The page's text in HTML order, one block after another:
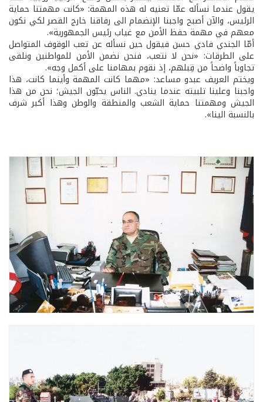
يقول عندما نسأله عمّا تعنيه له هذه المهمة: «كانت مهمتنا حماية
الرئيس، والآن أصبح واجبنا الإنضمام الى رفاقنا خارج القصر لكي نكون
معهم في مهمة حفظ الأمن مع غياب رئيس الجمهورية».
أمّا الجندي فادي حسن فيقول حين نسأله عن تعب الوقوف المتواصل
على الطرقات: «نحن لا نتعب، فنحن نضمن الأمن للمواطنين ونلقى
تجاوباً واضحاً من قِبلهم، إذ نقوم بمهامنا على أكمل وجه».
ويختم العريف عبدو مساعد: «مهما كانت المهمة وأينما كانت، هذا
واجبنا وعلينا تلبيته عندما ينادي. الناس يحبّون الجيش؛ نحن من هذا
الجيش ومهمتنا حماية الشعب والمنطقة والوطن وهذا أكبر شرف
بالنسبة الينا».